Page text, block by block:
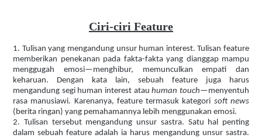
Ciri-ciri Feature
1. Tulisan yang mengandung unsur human interest. Tulisan feature
memberikan penekanan pada fakta-fakta yang dianggap mampu
menggugah emosi—menghibur, memunculkan empati dan
keharuan. Dengan kata lain, sebuah feature juga harus
mengandung segi human interest atauhuman touch—menyentuh
rasa manusiawi. Karenanya, feature termasuk kategori soft news
(berita ringan) yang pemahamannya lebih menggunakan emosi.
2. Tulisan tersebut mengandung unsur sastra. Satu hal penting
dalam sebuah feature adalah ia harus mengandung unsur sastra.